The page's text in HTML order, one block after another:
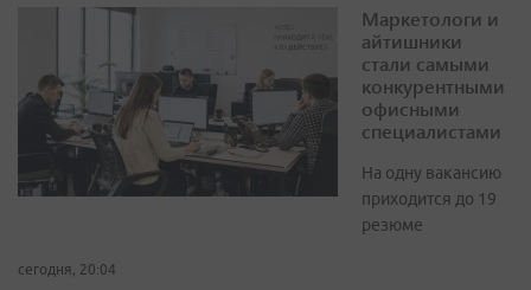
Маркетологи и
айтишники
стали самыми
конкурентными
офисными
специалистами
На одну вакансию
приходится до 19
резюме
сегодня, 20:04